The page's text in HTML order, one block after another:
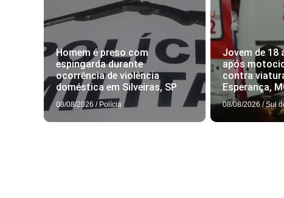
Homem é preso com
espingarda durante
ocorrência de violência
doméstica em Silveiras, SP
08/08/2026 / Polícia
Jovem de 18
após
contra
Esperança,
08/08/2026 / Sul